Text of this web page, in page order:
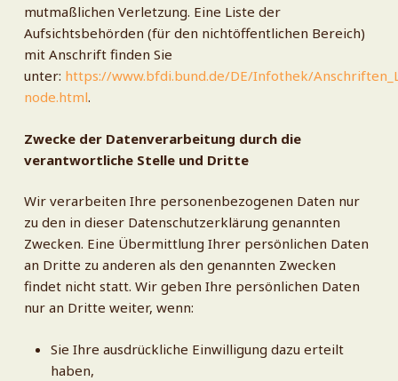
mutmaßlichen Verletzung. Eine Liste der
Aufsichtsbehörden (für den nichtöffentlichen Bereich)
mit Anschrift finden Sie
unter: https://www.bfdi.bund.de/DE/Infothek/
node.html.
Zwecke der Datenverarbeitung durch die
verantwortliche Stelle und Dritte
Wir verarbeiten Ihre personenbezogenen Daten nur
zu den in dieser Datenschutzerklärung genannten
Zwecken. Eine Übermittlung Ihrer persönlichen Daten
an Dritte zu anderen als den genannten Zwecken
findet nicht statt. Wir geben Ihre persönlichen Daten
nur an Dritte weiter, wenn:
Sie Ihre ausdrückliche Einwilligung dazu erteilt
haben,